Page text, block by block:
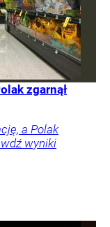
zgarnął
a Polak
wyniki